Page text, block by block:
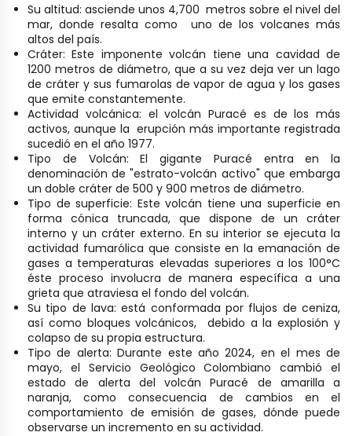
Su altitud: asciende unos 4,700 metros sobre el nivel del
mar, donde resalta como uno de los volcanes más
altos del país.
Cráter: Este imponente volcán tiene una cavidad de
1200 metros de diámetro, que a su vez deja ver un lago
de cráter y sus fumarolas de vapor de agua y los gases
que emite constantemente.
Actividad volcánica: el volcán Puracé es de los más
activos, aunque la erupción más importante registrada
sucedió en el año 1977.
Tipo de Volcán: El gigante Puracé entra en la
denominación de "estrato-volcán activo" que embarga
un doble cráter de 500 y 900 metros de diámetro.
Tipo de superficie: Este volcán tiene una superficie en
forma cónica truncada, que dispone de un cráter
interno y un cráter externo. En su interior se ejecuta la
actividad fumarólica que consiste en la emanación de
gases a temperaturas elevadas superiores a los 100°C
éste proceso involucra de manera específica a una
grieta que atraviesa el fondo del volcán.
Su tipo de lava: está conformada por flujos de ceniza,
así como bloques volcánicos, debido a la explosión y
colapso de su propia estructura.
Tipo de alerta: Durante este año 2024, en el mes de
mayo, el Servicio Geológico Colombiano cambió el
estado de alerta del volcán Puracé de amarilla a
naranja, como consecuencia de cambios en el
comportamiento de emisión de gases, dónde puede
observarse un incremento en su actividad.